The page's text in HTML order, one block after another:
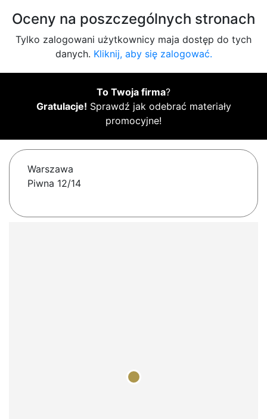
Oceny na poszczególnych stronach
Tylko zalogowani użytkownicy maja dostęp do tych
danych. Kliknij, aby się zalogować.
To Twoja firma?
Gratulacje! Sprawdź jak odebrać materiały
promocyjne!
Warszawa
Piwna 12/14